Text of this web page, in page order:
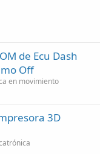
de Ecu Dash
Off
en movimiento
3D